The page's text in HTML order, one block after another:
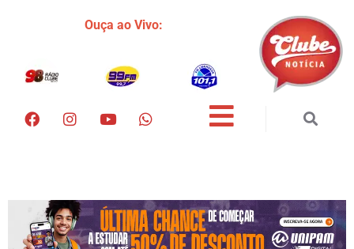
Ouça ao Vivo: